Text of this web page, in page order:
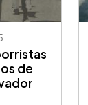
de